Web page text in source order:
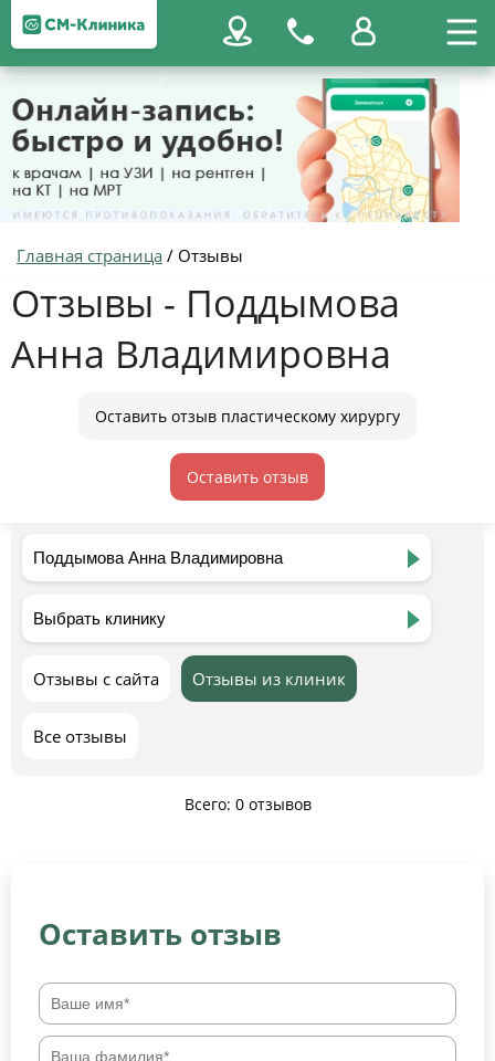
Главная страница / Отзывы
Отзывы - Поддымова
Анна Владимировна
Оставить отзыв пластическому хирургу
Оставить отзыв
Отзывы с сайта Отзывы из клиник
Все отзывы
Всего: 0 отзывов
Оставить отзыв